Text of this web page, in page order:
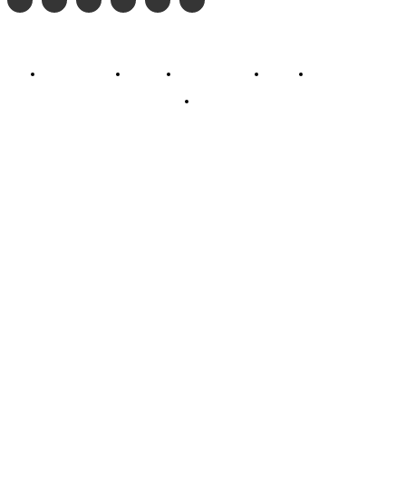
Profil Madu TV Redaksi Pedoman Siber Kontak